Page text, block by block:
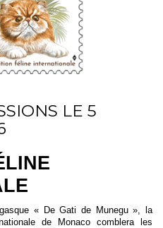
LE 5
« De Gati de Munegu », la
de Monaco comblera les